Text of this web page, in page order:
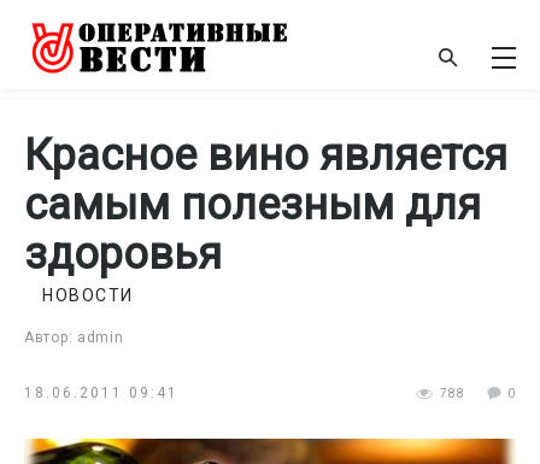
Красное вино является
самым полезным для
здоровья
Автор: admin
НОВОСТИ
18.06.2011 09:41 788 0